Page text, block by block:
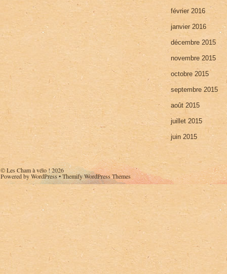
février 2016
janvier 2016
décembre 2015
novembre 2015
octobre 2015
septembre 2015
août 2015
juillet 2015
juin 2015
©Les Cham à vélo !2026
Powered byWordPress•Themify WordPress Themes